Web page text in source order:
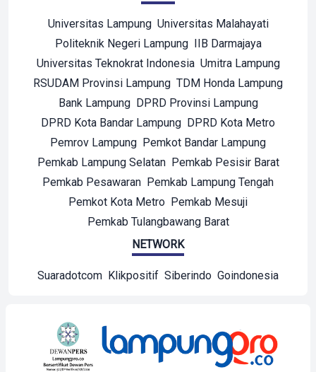
Universitas Lampung Universitas Malahayati
Politeknik Negeri Lampung IIB Darmajaya
Universitas Teknokrat Indonesia Umitra Lampung
RSUDAM Provinsi Lampung TDM Honda Lampung
Bank Lampung DPRD Provinsi Lampung
DPRD Kota Bandar Lampung DPRD Kota Metro
Pemrov Lampung Pemkot Bandar Lampung
Pemkab Lampung Selatan Pemkab Pesisir Barat
Pemkab Pesawaran Pemkab Lampung Tengah
Pemkot Kota Metro Pemkab Mesuji
Pemkab Tulangbawang Barat
NETWORK
Suaradotcom Klikpositif Siberindo Goindonesia